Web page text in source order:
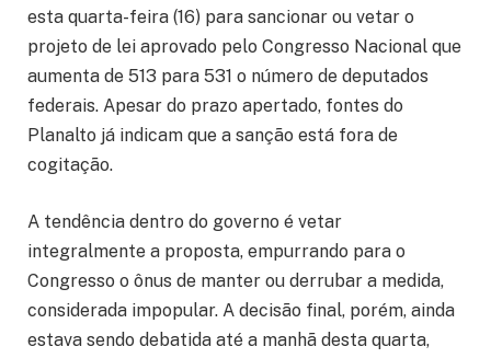
esta quarta-feira (16) para sancionar ou vetar o
projeto de lei aprovado pelo Congresso Nacional que
aumenta de 513 para 531 o número de deputados
federais. Apesar do prazo apertado, fontes do
Planalto já indicam que a sanção está fora de
cogitação.
A tendência dentro do governo é vetar
integralmente a proposta, empurrando para o
Congresso o ônus de manter ou derrubar a medida,
considerada impopular. A decisão final, porém, ainda
estava sendo debatida até a manhã desta quarta,